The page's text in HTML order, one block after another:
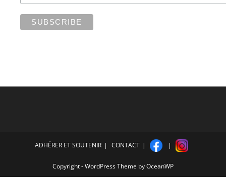
ADHÉRER ET SOUTENIR CONTACT
Copyright - WordPress Theme by OceanWP